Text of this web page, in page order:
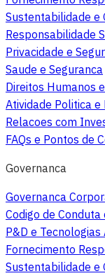
Sustentabilidade e
Responsabilidade
Privacidade e
Saude e Seguranca
Direitos Humanos
Atividade Politica e
Relacoes com
FAQs e Pontos de
Governanca
Governanca
Codigo de
P&D e Tecnologias
Fornecimento
Sustentabilidade e